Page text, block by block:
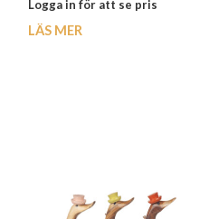
Logga in för att se pris
LÄS MER